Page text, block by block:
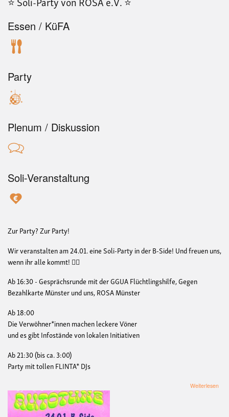
Essen / KüFA
Party
Plenum / Diskussion
Soli-Veranstaltung
Zur Party? Zur Party!
Wir veranstalten am 24.01. eine Soli-Party in der B-Side! Und freuen uns,
wenn ihr alle kommt! ❤️‍🔥
Ab 16:30 - Gesprächsrunde mit der GGUA Flüchtlingshilfe, Gegen
Bezahlkarte Münster und uns, ROSA Münster
Ab 18:00
Die Verwöhner*innen machen leckere Vöner
und es gibt Infostände von lokalen Initiativen
Ab 21:30 (bis ca. 3:00)
Party mit tollen FLINTA* DJs
Weiterlesen